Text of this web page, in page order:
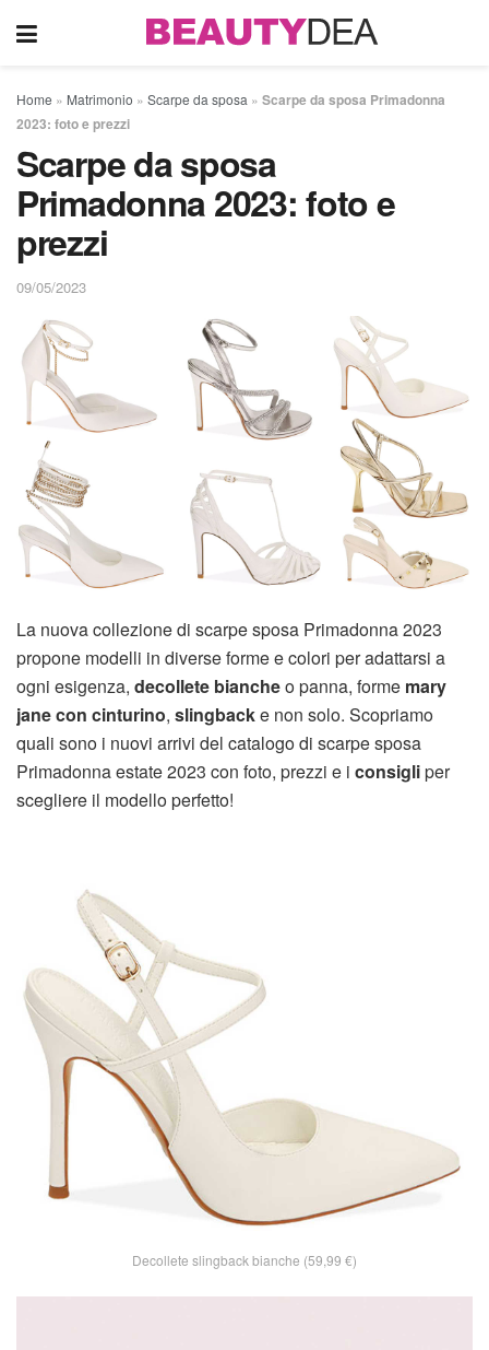
Home » Matrimonio » Scarpe da sposa » Scarpe da sposa Primadonna
2023: foto e prezzi
Scarpe da sposa
Primadonna 2023: foto e
prezzi
09/05/2023
La nuova collezione di scarpe sposa Primadonna 2023
propone modelli in diverse forme e colori per adattarsi a
ogni esigenza, decollete biancheo panna, forme mary
jane con cinturino, slingbacke non solo. Scopriamo
quali sono i nuovi arrivi del catalogo di scarpe sposa
Primadonna estate 2023 con foto, prezzi e i consigliper
scegliere il modello perfetto!
Decollete slingback bianche (59,99 €)